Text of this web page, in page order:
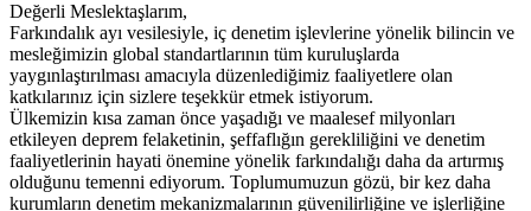
Değerli Meslektaşlarım,
Farkındalık ayı vesilesiyle, iç denetim işlevlerine yönelik bilincin ve
mesleğimizin global standartlarının tüm kuruluşlarda
yaygınlaştırılması amacıyla düzenlediğimiz faaliyetlere olan
katkılarınız için sizlere teşekkür etmek istiyorum.
Ülkemizin kısa zaman önce yaşadığı ve maalesef milyonları
etkileyen deprem felaketinin, şeffaflığın gerekliliğini ve denetim
faaliyetlerinin hayati önemine yönelik farkındalığı daha da artırmış
olduğunu temenni ediyorum. Toplumumuzun gözü, bir kez daha
kurumların denetim mekanizmalarının güvenilirliğine ve işlerliğine